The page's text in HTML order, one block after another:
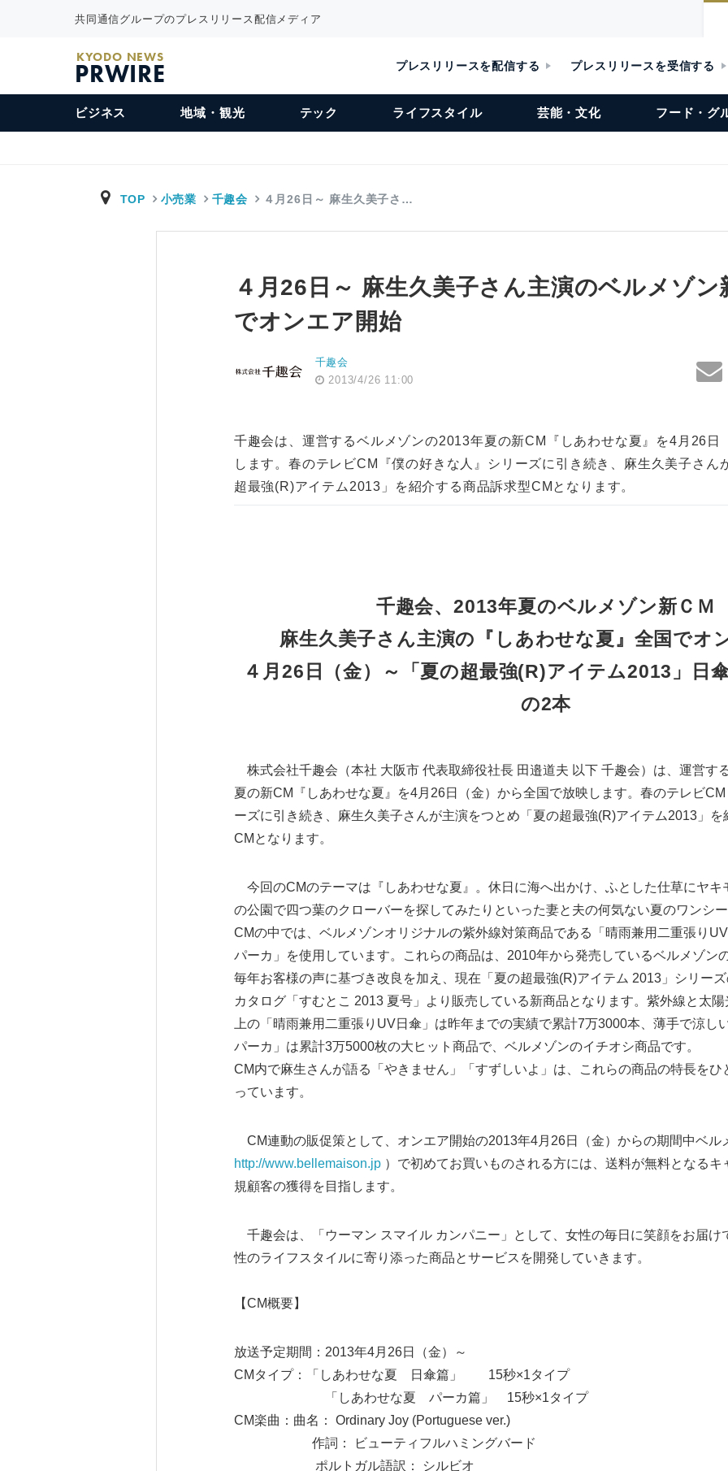
共同通信グループのプレスリリース配信メディア
KYODO NEWS
PRWIRE プレスリリースを配信する プレスリリースを受信する
ビジネス 地域・観光 テック ライフスタイル 芸能・文化 フード・グ
TOP 小売業 千趣会 ４月26日～ 麻生久美子さ…
４月26日～ 麻生久美子さん主演のベルメゾン
でオンエア開始
千趣会
2013/4/26 11:00
千趣会は、運営するベルメゾンの2013年夏の新CM『しあわせな夏』を4月26日
します。春のテレビCM『僕の好きな人』シリーズに引き続き、麻生久美子さん
超最強(R)アイテム2013」を紹介する商品訴求型CMとなります。
千趣会、2013年夏のベルメゾン新ＣＭ
麻生久美子さん主演の『しあわせな夏』全国でオ
４月26日（金）～「夏の超最強(R)アイテム2013」日
の2本
株式会社千趣会（本社 大阪市 代表取締役社長 田邉道夫 以下 千趣会）は、運営す
夏の新CM『しあわせな夏』を4月26日（金）から全国で放映します。春のテレビ
ーズに引き続き、麻生久美子さんが主演をつとめ「夏の超最強(R)アイテム2013」を
CMとなります。
今回のCMのテーマは『しあわせな夏』。休日に海へ出かけ、ふとした仕草にヤキ
の公園で四つ葉のクローバーを探してみたりといった妻と夫の何気ない夏のワンシー
CMの中では、ベルメゾンオリジナルの紫外線対策商品である「晴雨兼用二重張り
パーカ」を使用しています。これらの商品は、2010年から発売しているベルメゾン
毎年お客様の声に基づき改良を加え、現在「夏の超最強(R)アイテム 2013」シリー
カタログ「すむとこ 2013 夏号」より販売している新商品となります。紫外線と太
上の「晴雨兼用二重張りUV日傘」は昨年までの実績で累計7万3000本、薄手で涼し
パーカ」は累計3万5000枚の大ヒット商品で、ベルメゾンのイチオシ商品です。
CM内で麻生さんが語る「やきません」「すずしいよ」は、これらの商品の特長をひ
っています。
CM連動の販促策として、オンエア開始の2013年4月26日（金）からの期間中ベル
http://www.bellemaison.jp）で初めてお買いものされる方には、送料が無料となるキ
規顧客の獲得を目指します。
千趣会は、「ウーマン スマイル カンパニー」として、女性の毎日に笑顔をお届け
性のライフスタイルに寄り添った商品とサービスを開発していきます。
【CM概要】
放送予定期間：2013年4月26日（金）～
CMタイプ：「しあわせな夏 日傘篇」 15秒×1タイプ
「しあわせな夏 パーカ篇」 15秒×1タイプ
CM楽曲：曲名： Ordinary Joy (Portuguese ver.)
作詞： ビューティフルハミングバード
ポルトガル語訳： シルビオ